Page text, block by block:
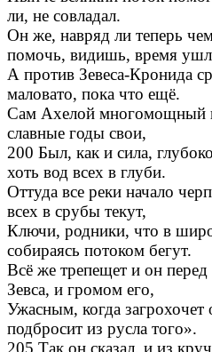
ли, не совладал.
Он же, навряд ли теперь
помочь, видишь, время
А против Зевеса-Кронида
маловато, пока что ещё.
Сам Ахелой многомощный
славные годы свои,
200 Был, как и сила,
хоть вод всех в глуби.
Оттуда все реки начало
всех в срубы текут,
Ключи, родники, что в
собираясь потоком бегут.
Всё же трепещет и он перед
Зевса, и громом его,
Ужасным, когда загрохочет
подбросит из русла того».